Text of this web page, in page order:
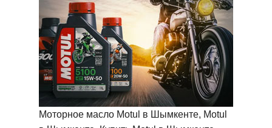
Моторное масло Motul в Шымкенте, Motul